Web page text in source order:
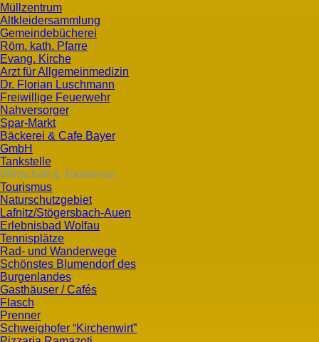
Müllzentrum
Altkleidersammlung
Gemeindebücherei
Röm. kath. Pfarre
Evang. Kirche
Arzt für Allgemeinmedizin
Dr. Florian Luschmann
Freiwillige Feuerwehr
Nahversorger
Spar-Markt
Bäckerei & Cafe Bayer
GmbH
Tankstelle
Wirtschaft & Tourismus
Tourismus
Naturschutzgebiet
Lafnitz/Stögersbach-Auen
Erlebnisbad Wolfau
Tennisplätze
Rad- und Wanderwege
Schönstes Blumendorf des
Burgenlandes
Gasthäuser / Cafés
Flasch
Prenner
Schweighofer “Kirchenwirt”